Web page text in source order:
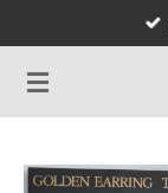
naar
de